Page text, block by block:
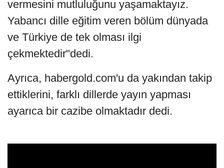
vermesini mutluluğunu yaşamaktayız.
Yabancı dille eğitim veren bölüm dünyada
ve Türkiye de tek olması ilgi
çekmektedir"dedi.
Ayrıca, habergold.com'u da yakından takip
ettiklerini, farklı dillerde yayın yapması
ayarıca bir cazibe olmaktadır dedi.